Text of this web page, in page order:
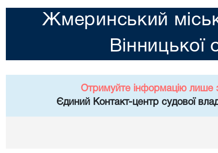
Жмеринський
Вінницької
Отримуйте інформацію лише
Єдиний Контакт-центр судової